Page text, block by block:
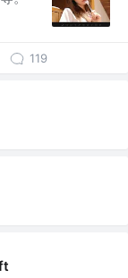
119